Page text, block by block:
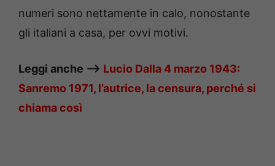
numeri sono nettamente in calo, nonostante
gli italiani a casa, per ovvi motivi.
Leggi anche —–> Lucio Dalla 4 marzo 1943:
Sanremo 1971, l’autrice, la censura, perché si
chiama così